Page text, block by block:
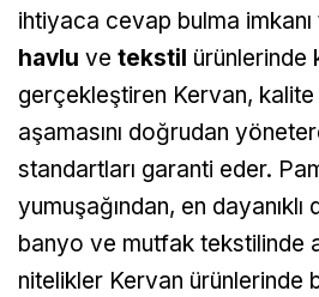
ihtiyaca cevap bulma imkanı
havlu ve tekstil ürünlerinde
gerçekleştiren Kervan,
aşamasını doğrudan
standartları garanti eder.
yumuşağından, en
banyo ve mutfak tekstilinde
nitelikler Kervan ürünlerinde